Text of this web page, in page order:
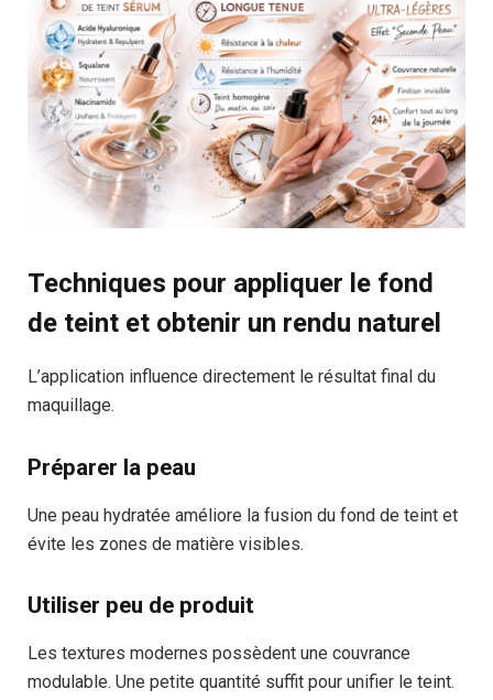
Techniques pour appliquer le fond
de teint et obtenir un rendu naturel
L’application influence directement le résultat final du
maquillage.
Préparer la peau
Une peau hydratée améliore la fusion du fond de teint et
évite les zones de matière visibles.
Utiliser peu de produit
Les textures modernes possèdent une couvrance
modulable. Une petite quantité suffit pour unifier le teint.